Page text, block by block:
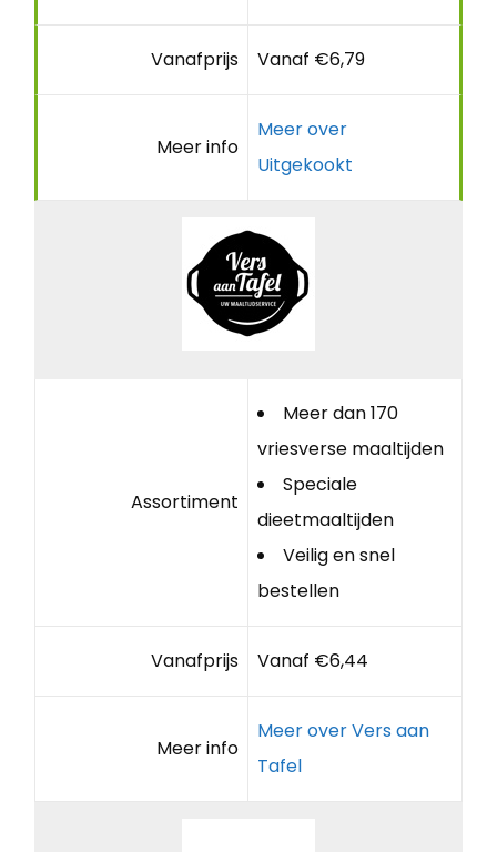
Vanafprijs Vanaf €6,79
Meer info
Meer over
Uitgekookt
Assortiment
Meer dan 170
vriesverse maaltijden
Speciale
dieetmaaltijden
Veilig en snel
bestellen
Vanafprijs Vanaf €6,44
Meer info
Meer over Vers aan
Tafel